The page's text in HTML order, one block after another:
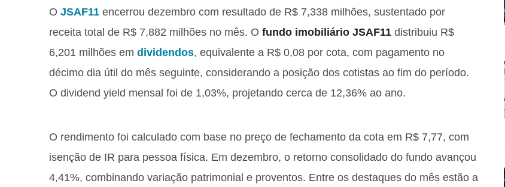
O JSAF11 encerrou dezembro com resultado de R$ 7,338 milhões, sustentado por
receita total de R$ 7,882 milhões no mês. O fundo imobiliário JSAF11 distribuiu R$
6,201 milhões em dividendos, equivalente a R$ 0,08 por cota, com pagamento no
décimo dia útil do mês seguinte, considerando a posição dos cotistas ao fim do período.
O dividend yield mensal foi de 1,03%, projetando cerca de 12,36% ao ano.
O rendimento foi calculado com base no preço de fechamento da cota em R$ 7,77, com
isenção de IR para pessoa física. Em dezembro, o retorno consolidado do fundo avançou
4,41%, combinando variação patrimonial e proventos. Entre os destaques do mês estão a